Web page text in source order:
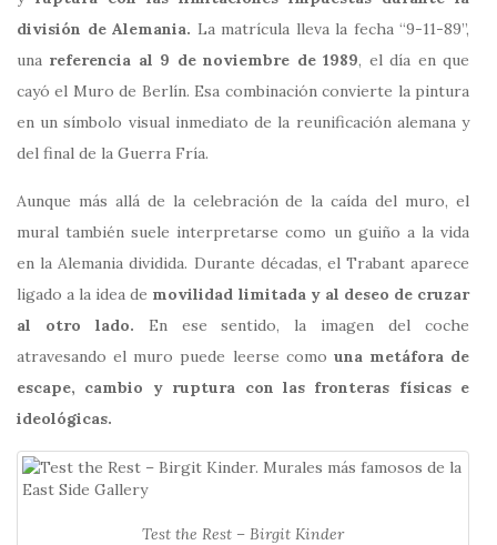
división de Alemania. La matrícula lleva la fecha “9-11-89”,
una referencia al 9 de noviembre de 1989, el día en que
cayó el Muro de Berlín. Esa combinación convierte la pintura
en un símbolo visual inmediato de la reunificación alemana y
del final de la Guerra Fría.
Aunque más allá de la celebración de la caída del muro, el
mural también suele interpretarse como un guiño a la vida
en la Alemania dividida. Durante décadas, el Trabantaparece
ligado a la idea de movilidad limitada y al deseo de cruzar
al otro lado. En ese sentido, la imagen del coche
atravesando el muro puede leerse como una metáfora de
escape, cambio y ruptura con las fronteras físicas e
ideológicas.
Test the Rest – Birgit Kinder